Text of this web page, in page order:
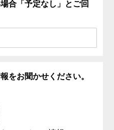
合「予定なし」とご回
をお聞かせください。